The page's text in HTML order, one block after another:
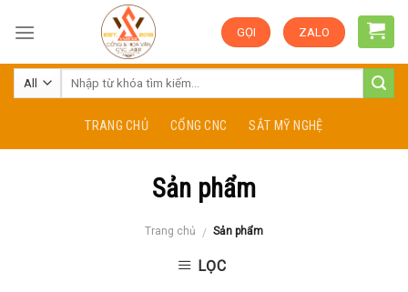
GỌI ZALO
TRANG CHỦ CỔNG CNC SẮT MỸ NGHỆ
Sản phẩm
Trang chủ / Sản phẩm
LỌC